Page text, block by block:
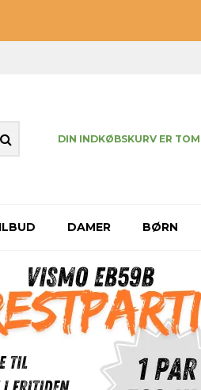
DIN INDKØBSKURV ER TOM
DAMER BØRN